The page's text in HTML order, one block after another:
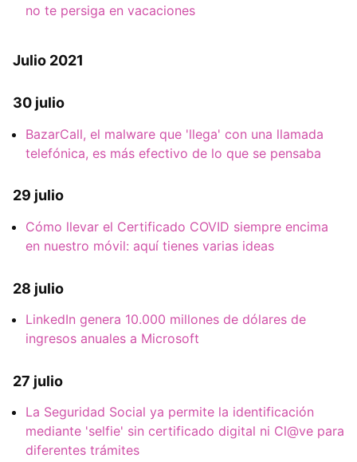
no te persiga en vacaciones
Julio 2021
30 julio
BazarCall, el malware que 'llega' con una llamada
telefónica, es más efectivo de lo que se pensaba
29 julio
Cómo llevar el Certificado COVID siempre encima
en nuestro móvil: aquí tienes varias ideas
28 julio
LinkedIn genera 10.000 millones de dólares de
ingresos anuales a Microsoft
27 julio
La Seguridad Social ya permite la identificación
mediante 'selfie' sin certificado digital ni Cl@ve para
diferentes trámites